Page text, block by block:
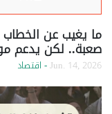
ما يغيب عن الخطاب
صعبة.. لكن يدعم
Jun. 14, 2026- اقتصاد